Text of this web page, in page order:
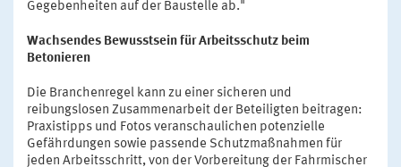
Gegebenheiten auf der Baustelle ab."
Wachsendes Bewusstsein für Arbeitsschutz beim
Betonieren
Die Branchenregel kann zu einer sicheren und
reibungslosen Zusammenarbeit der Beteiligten beitragen:
Praxistipps und Fotos veranschaulichen potenzielle
Gefährdungen sowie passende Schutzmaßnahmen für
jeden Arbeitsschritt, von der Vorbereitung der Fahrmischer